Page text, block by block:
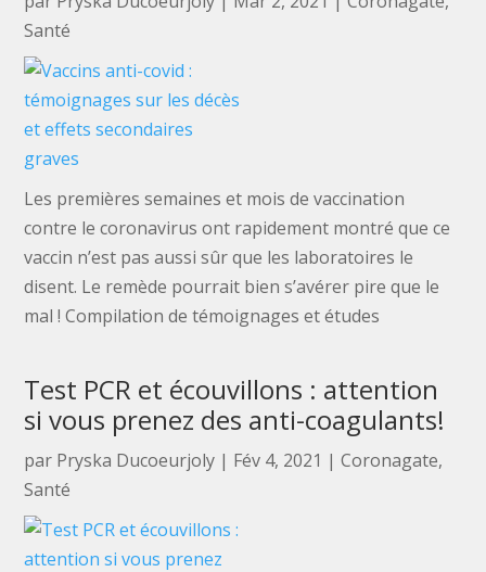
Santé
Les premières semaines et mois de vaccination
contre le coronavirus ont rapidement montré que ce
vaccin n’est pas aussi sûr que les laboratoires le
disent. Le remède pourrait bien s’avérer pire que le
mal ! Compilation de témoignages et études
Test PCR et écouvillons : attention
si vous prenez des anti-coagulants!
par Pryska Ducoeurjoly | Fév 4, 2021 |Coronagate,
Santé